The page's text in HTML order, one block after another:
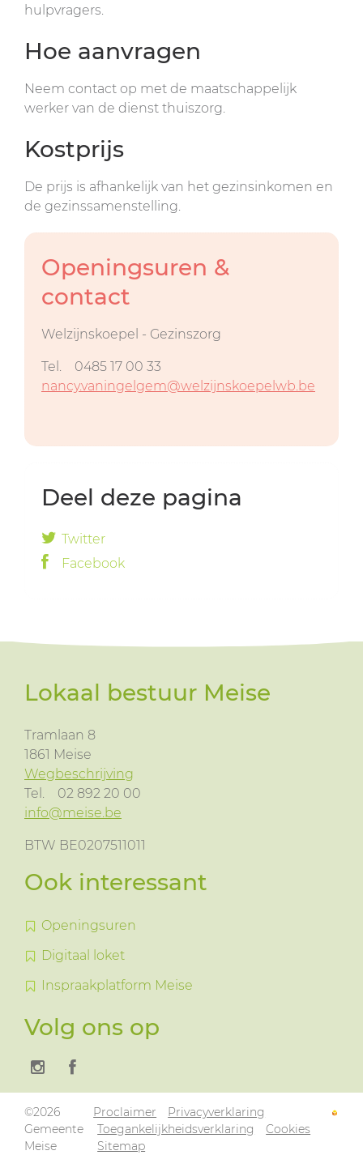
hulpvragers.
Hoe aanvragen
Neem contact op met de maatschappelijk
werker van de dienst thuiszorg.
Kostprijs
De prijs is afhankelijk van het gezinsinkomen en
de gezinssamenstelling.
Openingsuren &
contact
Welzijnskoepel - Gezinszorg
Tel.
0485 17 00 33
nancy.vaningelgem@welzijnskoepelwb.be
Deel deze pagina
Twitter
Facebook
Lokaal bestuur Meise
Tramlaan 8
1861 Meise
Wegbeschrijving
Tel.
02 892 20 00
info@meise.be
BTW BE0207511011
Ook interessant
Openingsuren
Digitaal loket
Inspraakplatform Meise
Volg ons op
©2026
Gemeente
Meise
Proclaimer
Privacyverklaring
Toegankelijkheidsverklaring
Cookies
Sitemap